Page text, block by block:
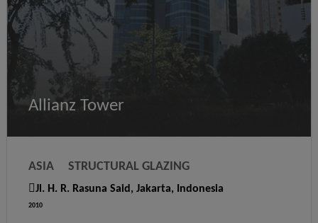
Allianz Tower
ASIA STRUCTURAL GLAZING
Jl. H. R. Rasuna Said, Jakarta, Indonesia
2010